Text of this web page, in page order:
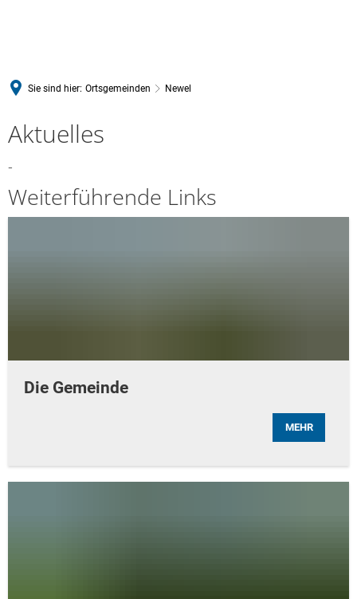
Sie sind hier: Ortsgemeinden Newel
Newel
Aktuelles
-
Weiterführende Links
Die Gemeinde
MEHR